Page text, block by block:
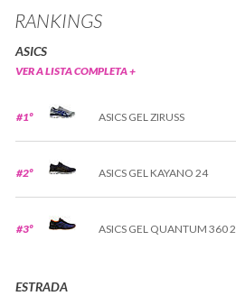
RANKINGS
ASICS
VER A LISTA COMPLETA +
#1º ASICS GEL ZIRUSS
#2º ASICS GEL KAYANO 24
#3º ASICS GEL QUANTUM 360 2
ESTRADA